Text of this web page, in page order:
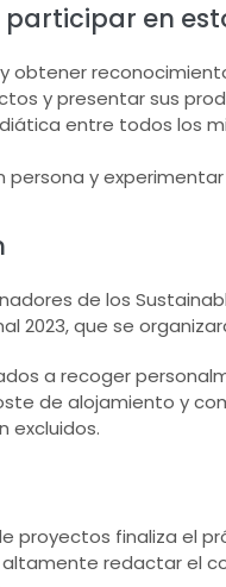
participar en
y obtener
y presentar sus
entre todos los
persona y
de los
2023, que se
a recoger
de alojamiento y
excluidos.
proyectos finaliza el
redactar el